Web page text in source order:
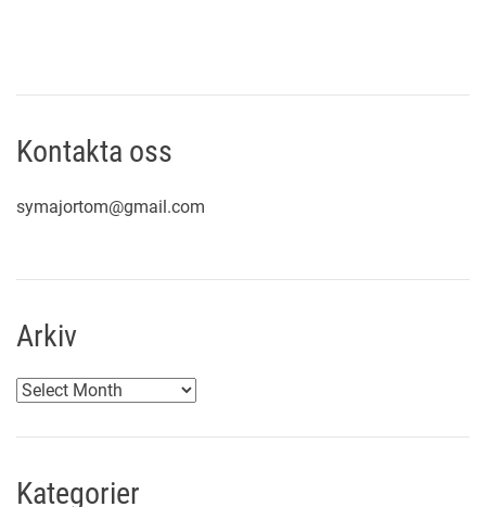
Kontakta oss
symajortom@gmail.com
Arkiv
A
k
v
Kategorier